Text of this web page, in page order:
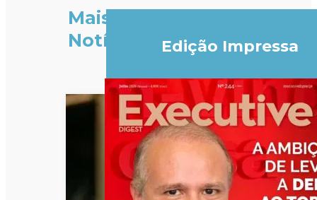
Mais
Notícias
Edição Impressa